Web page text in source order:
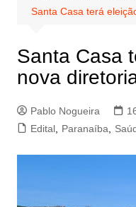
Santa Casa terá
Santa Casa
nova
Pablo Nogueira
Edital, Paranaíba